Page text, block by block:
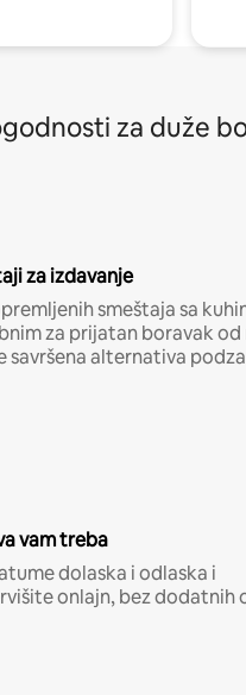
za duže
za izdavanje
smeštaja sa
za prijatan boravak od
savršena alternativa
vam treba
dolaska i odlaska i
onlajn, bez dodatnih